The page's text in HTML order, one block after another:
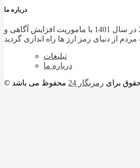
درباره ما
سایت رمزنگار 24 در سال 1401 با ماموریت افزایش آگاهی و
تبلیغات
درباره ما
حقوق برای رمزنگار 24